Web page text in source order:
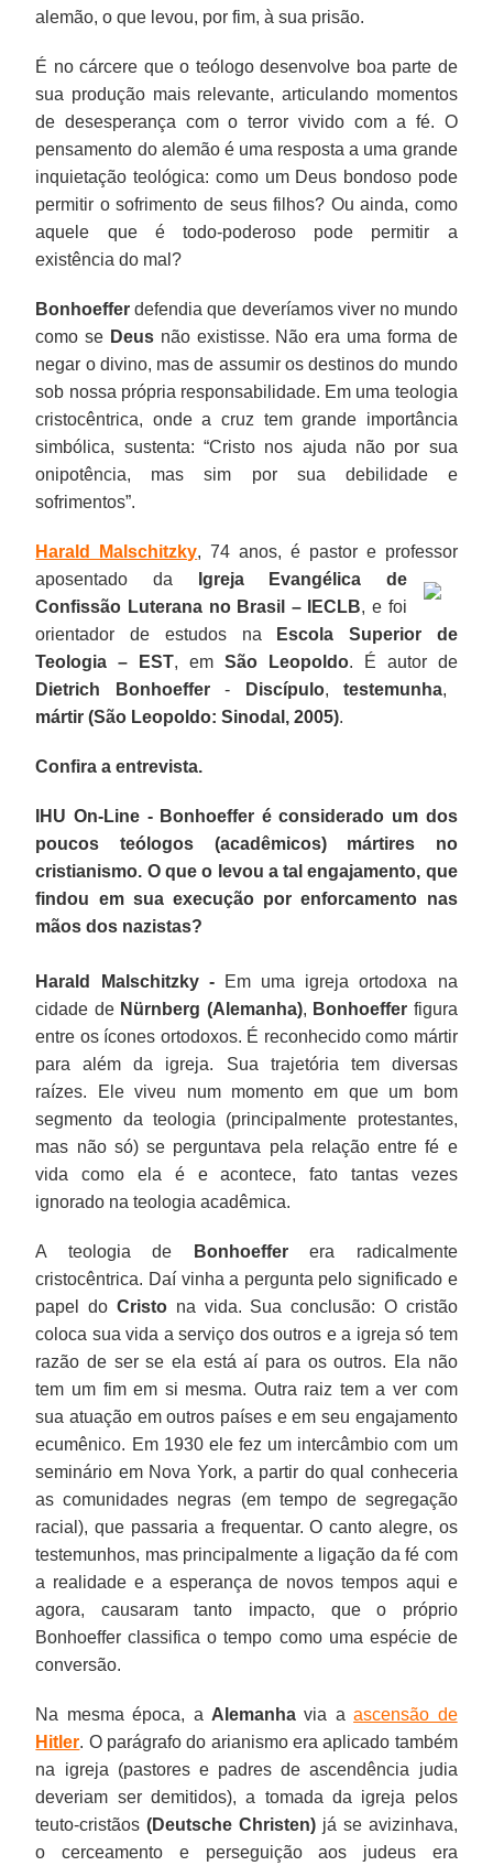
alemão, o que levou, por fim, à sua prisão.
É no cárcere que o teólogo desenvolve boa parte de
sua produção mais relevante, articulando momentos
de desesperança com o terror vivido com a fé. O
pensamento do alemão é uma resposta a uma grande
inquietação teológica: como um Deus bondoso pode
permitir o sofrimento de seus filhos? Ou ainda, como
aquele que é todo-poderoso pode permitir a
existência do mal?
Bonhoeffer defendia que deveríamos viver no mundo
como se Deus não existisse. Não era uma forma de
negar o divino, mas de assumir os destinos do mundo
sob nossa própria responsabilidade. Em uma teologia
cristocêntrica, onde a cruz tem grande importância
simbólica, sustenta: “Cristo nos ajuda não por sua
onipotência, mas sim por sua debilidade e
sofrimentos”.
Harald Malschitzky, 74 anos, é pastor e professor
aposentado da
Igreja Evangélica de
Confissão Luterana no Brasil – IECLB, e foi
orientador de estudos na
Escola Superior de
Teologia – EST, em São Leopoldo. É autor de
Dietrich Bonhoeffer- Discípulo, testemunha,
mártir (São Leopoldo: Sinodal, 2005).
Confira a entrevista.
IHU On-Line - Bonhoeffer é considerado um dos
poucos teólogos (acadêmicos) mártires no
cristianismo. O que o levou a tal engajamento, que
findou em sua execução por enforcamento nas
mãos dos nazistas?
Harald Malschitzky -
Em uma igreja ortodoxa na
cidade de Nürnberg (Alemanha), Bonhoeffer figura
entre os ícones ortodoxos. É reconhecido como mártir
para além da igreja. Sua trajetória tem diversas
raízes. Ele viveu num momento em que um bom
segmento da teologia (principalmente protestantes,
mas não só) se perguntava pela relação entre fé e
vida como ela é e acontece, fato tantas vezes
ignorado na teologia acadêmica.
A teologia de Bonhoefferera radicalmente
cristocêntrica. Daí vinha a pergunta pelo significado e
papel do Cristona vida. Sua conclusão: O cristão
coloca sua vida a serviço dos outros e a igreja só tem
razão de ser se ela está aí para os outros. Ela não
tem um fim em si mesma. Outra raiz tem a ver com
sua atuação em outros países e em seu engajamento
ecumênico. Em 1930 ele fez um intercâmbio com um
seminário em Nova York, a partir do qual conheceria
as comunidades negras (em tempo de segregação
racial), que passaria a frequentar. O canto alegre, os
testemunhos, mas principalmente a ligação da fé com
a realidade e a esperança de novos tempos aqui e
agora, causaram tanto impacto, que o próprio
Bonhoeffer classifica o tempo como uma espécie de
conversão.
Na mesma época, a Alemanhavia aascensão de
Hitler. O parágrafo do arianismo era aplicado também
na igreja (pastores e padres de ascendência judia
deveriam ser demitidos), a tomada da igreja pelos
teuto-cristãos(Deutsche Christen) já se avizinhava,
o cerceamento e perseguição aos judeus era